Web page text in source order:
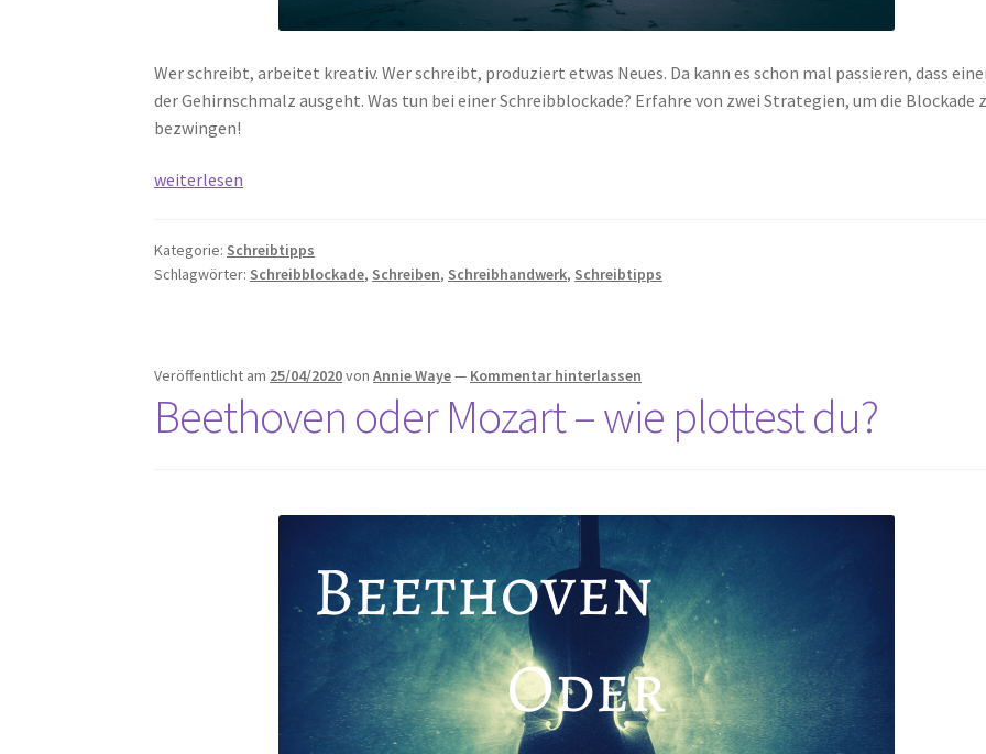
Wer schreibt, arbeitet kreativ. Wer schreibt, produziert etwas Neues. Da kann es schon mal passieren, dass
der Gehirnschmalz ausgeht. Was tun bei einer Schreibblockade? Erfahre von zwei Strategien, um die Blockade
bezwingen!
Kampf
–
Schreibblockaden
weiterlesen
Kategorie: Schreibtipps
Schlagwörter: Schreibblockade, Schreiben, Schreibhandwerk, Schreibtipps
Veröffentlicht am 25/04/2020vonAnnie Waye— Kommentar hinterlassen
Beethoven oder Mozart – wie plottest du?